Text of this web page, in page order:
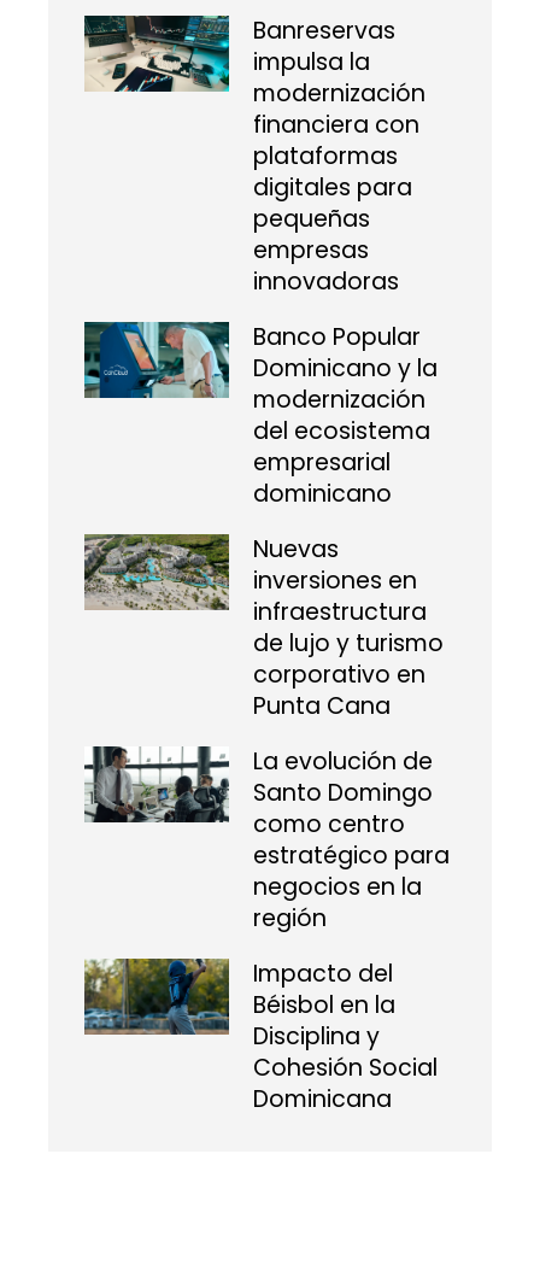
Banreservas
impulsa la
modernización
financiera con
plataformas
digitales para
pequeñas
empresas
innovadoras
Banco Popular
Dominicano y la
modernización
del ecosistema
empresarial
dominicano
Nuevas
inversiones en
infraestructura
de lujo y turismo
corporativo en
Punta Cana
La evolución de
Santo Domingo
como centro
estratégico para
negocios en la
región
Impacto del
Béisbol en la
Disciplina y
Cohesión Social
Dominicana